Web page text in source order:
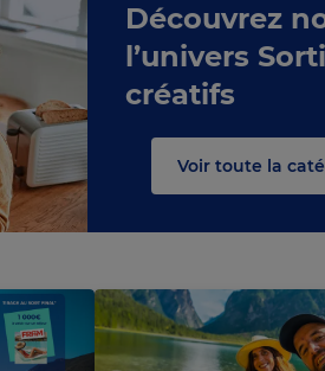
Découvrez
l’univers
créatifs
Voir toute la
cours